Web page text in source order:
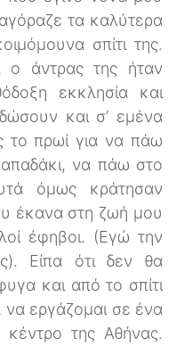
τα καλύτερα
σπίτι της.
ο άντρας της ήταν
εκκλησία και
και σ’ εμένα
το πρωί για να πάω
να πάω στο
όμως κράτησαν
έκανα στη ζωή μου
έφηβοι. (Εγώ την
Είπα ότι δεν θα
και από το σπίτι
να εργάζομαι σε ένα
της Αθήνας.